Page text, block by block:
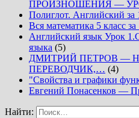
ПРОИЗНОШЕНИЯ —
Полиглот. Английский за
Вся математика 5 класс за
Английский язык Урок
языка (5)
ДМИТРИЙ ПЕТРОВ —
ПЕРЕВОДЧИК,… (4)
"Свойства и графики
Евгений Понасенков —
Найти: